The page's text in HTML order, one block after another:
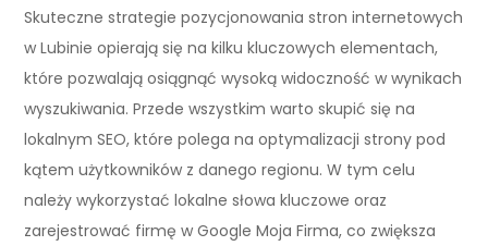
Skuteczne strategie pozycjonowania stron internetowych
w Lubinie opierają się na kilku kluczowych elementach,
które pozwalają osiągnąć wysoką widoczność w wynikach
wyszukiwania. Przede wszystkim warto skupić się na
lokalnym SEO, które polega na optymalizacji strony pod
kątem użytkowników z danego regionu. W tym celu
należy wykorzystać lokalne słowa kluczowe oraz
zarejestrować firmę w Google Moja Firma, co zwiększa